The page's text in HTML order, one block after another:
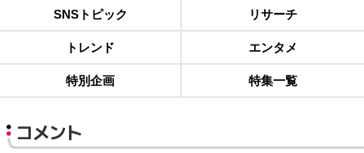
SNSトピック リサーチ
トレンド エンタメ
特別企画 特集一覧
コメント